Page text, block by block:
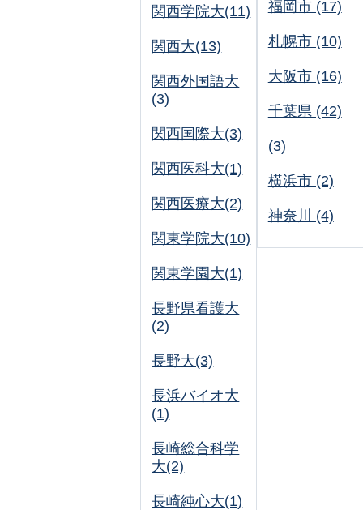
関西学院大(11)
関西大(13)
関西外国語大
(3)
関西国際大(3)
関西医科大(1)
関西医療大(2)
関東学院大(10)
関東学園大(1)
長野県看護大
(2)
長野大(3)
長浜バイオ大
(1)
長崎総合科学
大(2)
長崎純心大(1)
福岡市 (17)
札幌市 (10)
大阪市 (16)
千葉県 (42)
(3)
横浜市 (2)
神奈川 (4)